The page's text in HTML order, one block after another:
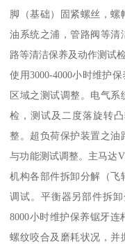
脚（基础）固紧螺丝，
油系统之浦，管路阀等清
路等清洁保养及动作测试检
使用3000-4000小时维护
区域之测试调整。电气
检，测试及二度落旋转
整。超负荷保护装置之油
与功能测试调整。主马达
机构各部件拆卸分解（飞
调试。平衡器另部件拆
8000小时维护保养锯牙
螺纹咬合及磨耗状况，并